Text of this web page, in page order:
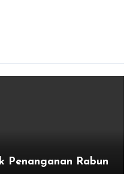
Penanganan Rabun